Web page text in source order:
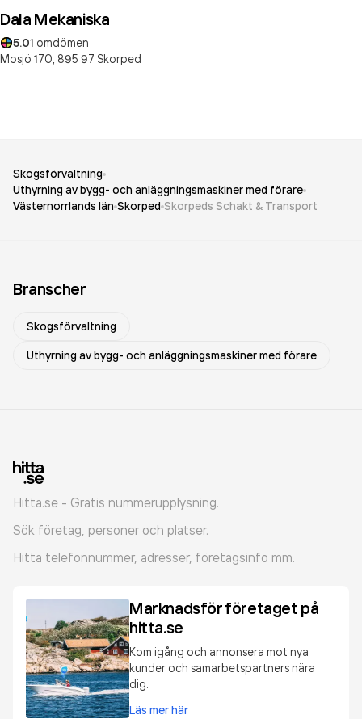
Dala Mekaniska
5.01 omdömen
Mosjö 170, 895 97 Skorped
Skogsförvaltning
Uthyrning av bygg- och anläggningsmaskiner med förare
Västernorrlands län Skorped Skorpeds Schakt & Transport
Branscher
Skogsförvaltning
Uthyrning av bygg- och anläggningsmaskiner med förare
Hitta.se - Gratis nummerupplysning.
Sök företag, personer och platser.
Hitta telefonnummer, adresser, företagsinfo mm.
Marknadsför företaget på
hitta.se
Kom igång och annonsera mot nya
kunder och samarbetspartners nära
dig.
Läs mer här